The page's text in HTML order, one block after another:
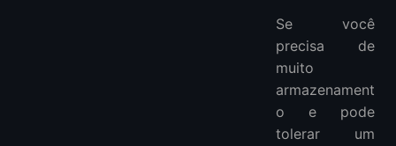
Se você
precisa de
muito
armazenament
o e pode
tolerar um